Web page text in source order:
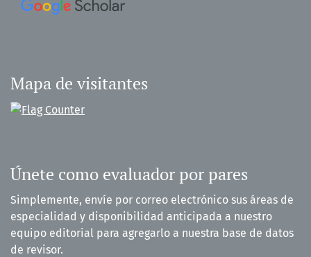
Mapa de visitantes
Únete como evaluador por pares
Simplemente, envíe por correo electrónico sus áreas de
especialidad y disponibilidad anticipada a nuestro
equipo editorial para agregarlo a nuestra base de datos
de revisor.